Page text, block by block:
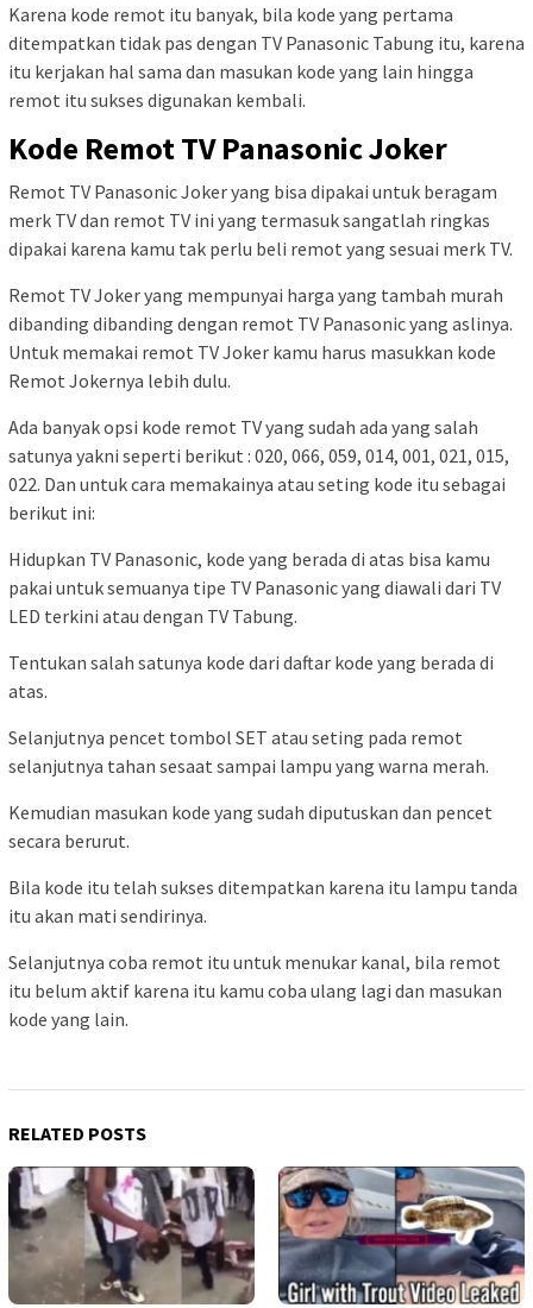
Karena kode remot itu banyak, bila kode yang pertama
ditempatkan tidak pas dengan TV Panasonic Tabung itu, karena
itu kerjakan hal sama dan masukan kode yang lain hingga
remot itu sukses digunakan kembali.
Kode Remot TV Panasonic Joker
Remot TV Panasonic Joker yang bisa dipakai untuk beragam
merk TV dan remot TV ini yang termasuk sangatlah ringkas
dipakai karena kamu tak perlu beli remot yang sesuai merk TV.
Remot TV Joker yang mempunyai harga yang tambah murah
dibanding dibanding dengan remot TV Panasonic yang aslinya.
Untuk memakai remot TV Joker kamu harus masukkan kode
Remot Jokernya lebih dulu.
Ada banyak opsi kode remot TV yang sudah ada yang salah
satunya yakni seperti berikut : 020, 066, 059, 014, 001, 021, 015,
022. Dan untuk cara memakainya atau seting kode itu sebagai
berikut ini:
Hidupkan TV Panasonic, kode yang berada di atas bisa kamu
pakai untuk semuanya tipe TV Panasonic yang diawali dari TV
LED terkini atau dengan TV Tabung.
Tentukan salah satunya kode dari daftar kode yang berada di
atas.
Selanjutnya pencet tombol SET atau seting pada remot
selanjutnya tahan sesaat sampai lampu yang warna merah.
Kemudian masukan kode yang sudah diputuskan dan pencet
secara berurut.
Bila kode itu telah sukses ditempatkan karena itu lampu tanda
itu akan mati sendirinya.
Selanjutnya coba remot itu untuk menukar kanal, bila remot
itu belum aktif karena itu kamu coba ulang lagi dan masukan
kode yang lain.
RELATED POSTS